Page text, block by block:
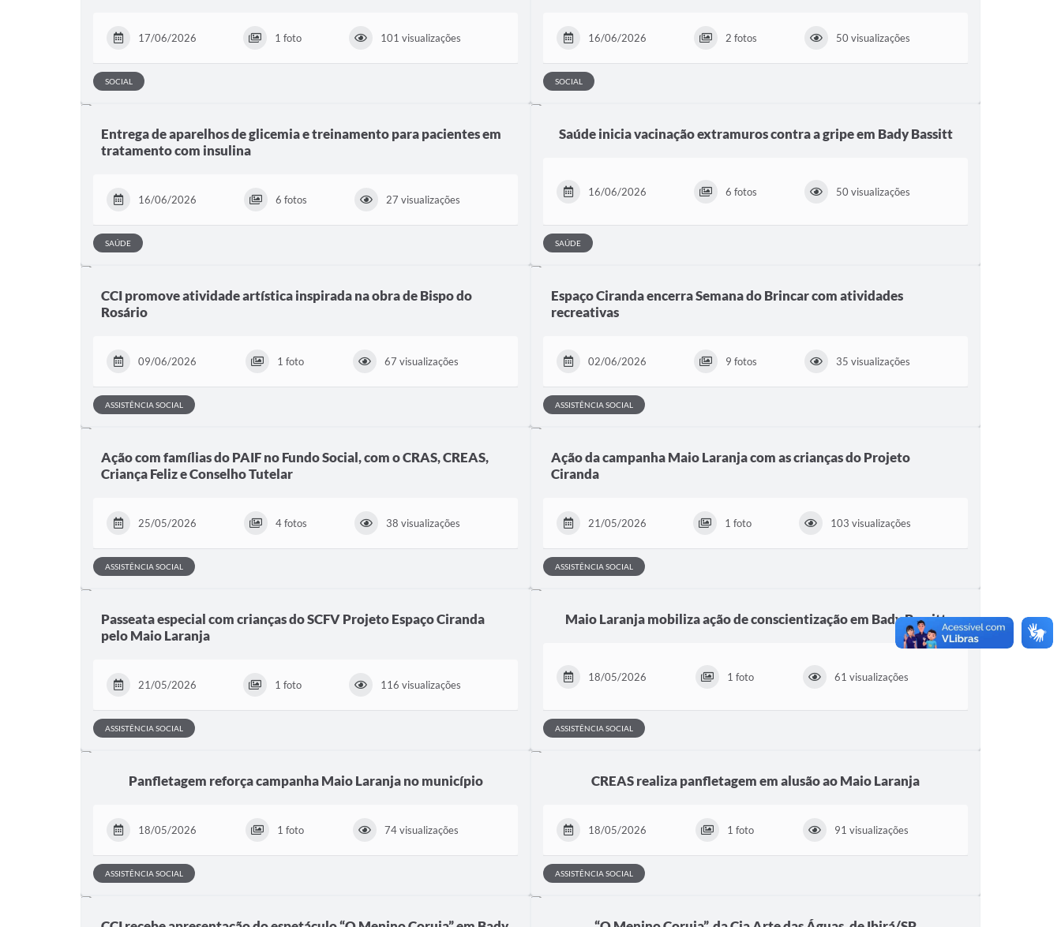
17/06/2026 1 foto 101 visualizações
SOCIAL
16/06/2026 2 fotos 50 visualizações
SOCIAL
Entrega de aparelhos de glicemia e treinamento para pacientes em
tratamento com insulina
16/06/2026 6 fotos 27 visualizações
SAÚDE
Saúde inicia vacinação extramuros contra a gripe em Bady Bassitt
16/06/2026 6 fotos 50 visualizações
SAÚDE
CCI promove atividade artística inspirada na obra de Bispo do
Rosário
09/06/2026 1 foto 67 visualizações
ASSISTÊNCIA SOCIAL
Espaço Ciranda encerra Semana do Brincar com atividades
recreativas
02/06/2026 9 fotos 35 visualizações
ASSISTÊNCIA SOCIAL
Ação com famílias do PAIF no Fundo Social, com o CRAS, CREAS,
Criança Feliz e Conselho Tutelar
25/05/2026 4 fotos 38 visualizações
ASSISTÊNCIA SOCIAL
Ação da campanha Maio Laranja com as crianças do Projeto
Ciranda
21/05/2026 1 foto 103 visualizações
ASSISTÊNCIA SOCIAL
Passeata especial com crianças do SCFV Projeto Espaço Ciranda
pelo Maio Laranja
21/05/2026 1 foto 116 visualizações
ASSISTÊNCIA SOCIAL
Maio Laranja mobiliza ação de conscientização em Bady Bassitt
18/05/2026 1 foto 61 visualizações
ASSISTÊNCIA SOCIAL
Panfletagem reforça campanha Maio Laranja no município
18/05/2026 1 foto 74 visualizações
ASSISTÊNCIA SOCIAL
CREAS realiza panfletagem em alusão ao Maio Laranja
18/05/2026 1 foto 91 visualizações
ASSISTÊNCIA SOCIAL